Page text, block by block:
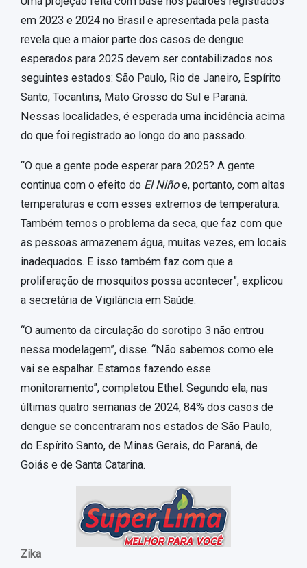
em 2023 e 2024 no Brasil e apresentada pela pasta
revela que a maior parte dos casos de dengue
esperados para 2025 devem ser contabilizados nos
seguintes estados: São Paulo, Rio de Janeiro, Espírito
Santo, Tocantins, Mato Grosso do Sul e Paraná.
Nessas localidades, é esperada uma incidência acima
do que foi registrado ao longo do ano passado.
“O que a gente pode esperar para 2025? A gente
continua com o efeito do El Niñoe, portanto, com altas
temperaturas e com esses extremos de temperatura.
Também temos o problema da seca, que faz com que
as pessoas armazenem água, muitas vezes, em locais
inadequados. E isso também faz com que a
proliferação de mosquitos possa acontecer”, explicou
a secretária de Vigilância em Saúde.
“O aumento da circulação do sorotipo 3 não entrou
nessa modelagem”, disse. “Não sabemos como ele
vai se espalhar. Estamos fazendo esse
monitoramento”, completou Ethel. Segundo ela, nas
últimas quatro semanas de 2024, 84% dos casos de
dengue se concentraram nos estados de São Paulo,
do Espírito Santo, de Minas Gerais, do Paraná, de
Goiás e de Santa Catarina.
Zika